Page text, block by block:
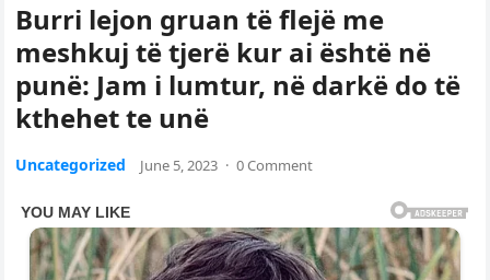
Burri lejon gruan të flejë me
meshkuj të tjerë kur ai është në
punë: Jam i lumtur, në darkë do të
kthehet te unë
Uncategorized June 5, 2023 · 0 Comment